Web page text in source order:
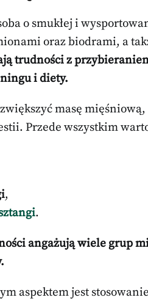
o smukłej i
oraz biodrami, a
trudności z
i diety.
masę
Przede wszystkim
,
.
angażują wiele grup
aspektem jest